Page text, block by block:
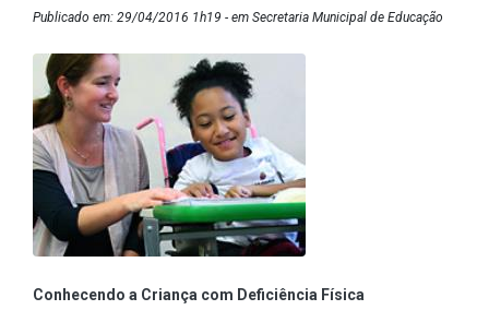
Publicado em: 29/04/2016 1h19 - em Secretaria Municipal de Educação
Conhecendo a Criança com Deficiência Física